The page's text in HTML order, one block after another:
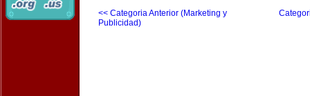
<< Categoria Anterior (Marketing y
Publicidad)